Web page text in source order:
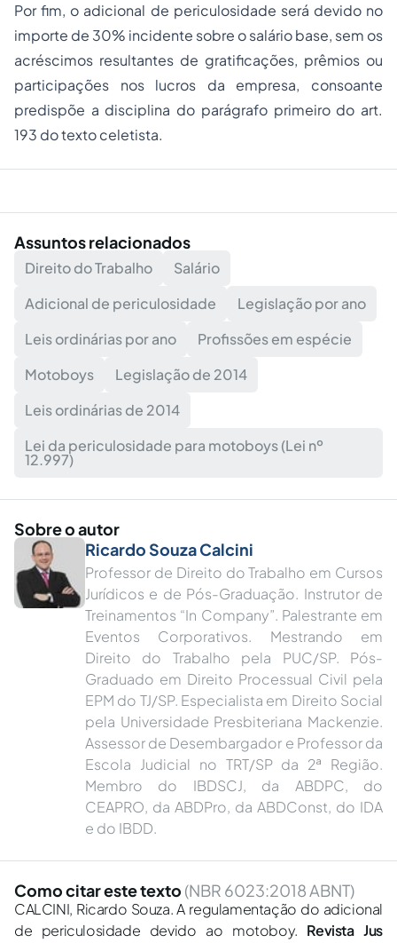
Por fim, o adicional de periculosidade será devido no
importe de 30% incidente sobre o salário base, sem os
acréscimos resultantes de gratificações, prêmios ou
participações nos lucros da empresa, consoante
predispõe a disciplina do parágrafo primeiro do art.
193 do texto celetista.
Assuntos relacionados
Direito do Trabalho
Salário
Adicional de periculosidade
Legislação por ano
Leis ordinárias por ano
Profissões em espécie
Motoboys
Legislação de 2014
Leis ordinárias de 2014
Lei da periculosidade para motoboys (Lei nº
12.997)
Sobre o autor
Ricardo Souza Calcini
Professor de Direito do Trabalho em Cursos
Jurídicos e de Pós-Graduação. Instrutor de
Treinamentos “In Company”. Palestrante em
Eventos Corporativos. Mestrando em
Direito do Trabalho pela PUC/SP. Pós-
Graduado em Direito Processual Civil pela
EPM do TJ/SP. Especialista em Direito Social
pela Universidade Presbiteriana Mackenzie.
Assessor de Desembargador e Professor da
Escola Judicial no TRT/SP da 2ª Região.
Membro do IBDSCJ, da ABDPC, do
CEAPRO, da ABDPro, da ABDConst, do IDA
e do IBDD.
Como citar este texto (NBR 6023:2018 ABNT)
CALCINI, Ricardo Souza. A regulamentação do adicional
de periculosidade devido ao motoboy. Revista Jus